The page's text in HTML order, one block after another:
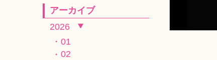
アーカイブ
2026
01
02